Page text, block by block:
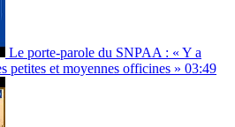
Le porte-parole du SNPAA : « Y a
petites et moyennes officines » 03:49